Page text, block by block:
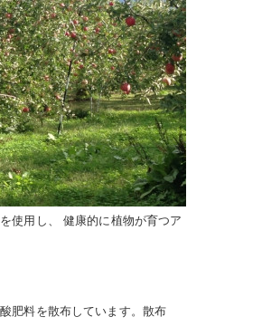
使用し、 健康的に植物が育つア
肥料を散布しています。散布